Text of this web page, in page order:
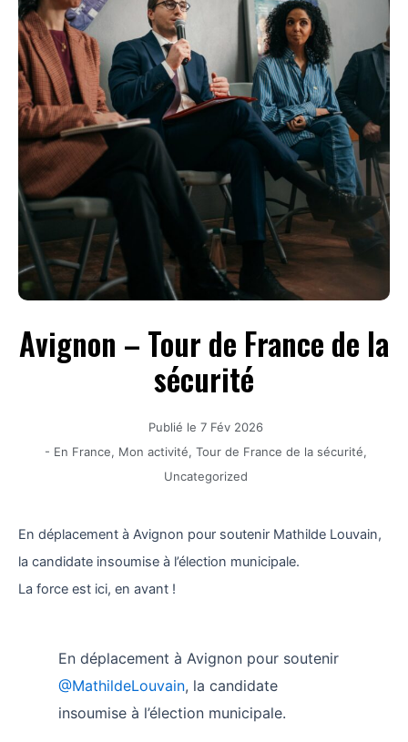
Avignon – Tour de France de la
sécurité
Publié le 7 Fév 2026
- En France, Mon activité, Tour de France de la sécurité,
Uncategorized
En déplacement à Avignon pour soutenir Mathilde Louvain,
la candidate insoumise à l’élection municipale.
La force est ici, en avant !
En déplacement à Avignon pour soutenir
@MathildeLouvain, la candidate
insoumise à l’élection municipale.